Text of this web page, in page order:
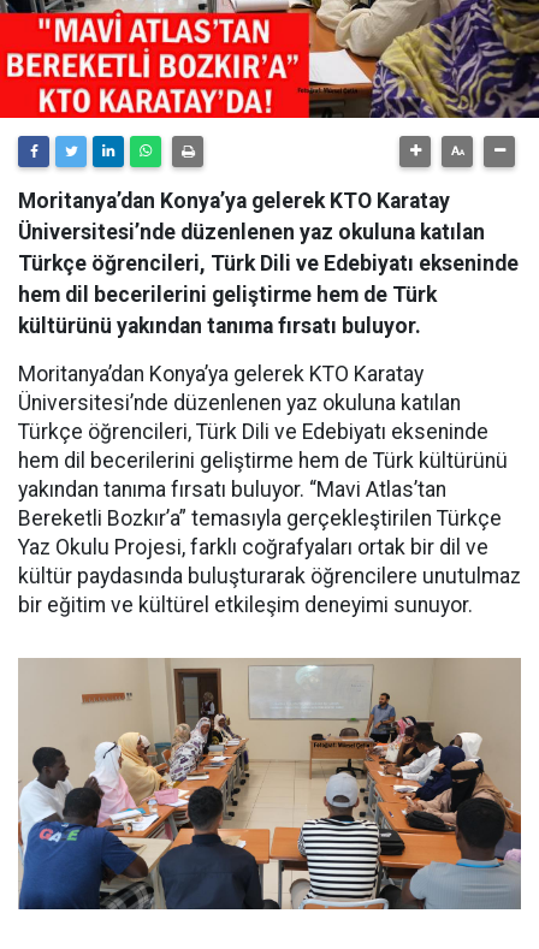
Moritanya’dan Konya’ya gelerek KTO Karatay
Üniversitesi’nde düzenlenen yaz okuluna katılan
Türkçe öğrencileri, Türk Dili ve Edebiyatı ekseninde
hem dil becerilerini geliştirme hem de Türk
kültürünü yakından tanıma fırsatı buluyor.
Moritanya’dan Konya’ya gelerek KTO Karatay
Üniversitesi’nde düzenlenen yaz okuluna katılan
Türkçe öğrencileri, Türk Dili ve Edebiyatı ekseninde
hem dil becerilerini geliştirme hem de Türk kültürünü
yakından tanıma fırsatı buluyor. “Mavi Atlas’tan
Bereketli Bozkır’a” temasıyla gerçekleştirilen Türkçe
Yaz Okulu Projesi, farklı coğrafyaları ortak bir dil ve
kültür paydasında buluşturarak öğrencilere unutulmaz
bir eğitim ve kültürel etkileşim deneyimi sunuyor.